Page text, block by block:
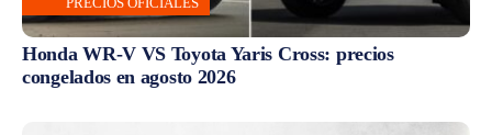
Honda WR-V VS Toyota Yaris Cross: precios
congelados en agosto 2026